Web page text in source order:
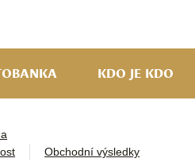
KDO JE KDO
Obchodní výsledky